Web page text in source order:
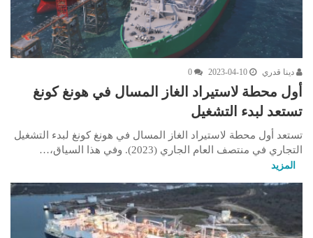
دينا قدري 2023-04-10
0
أول محطة لاستيراد الغاز المسال في هونغ كونغ
تستعد لبدء التشغيل
تستعد أول محطة لاستيراد الغاز المسال في هونغ كونغ لبدء التشغيل
التجاري في منتصف العام الجاري (2023). وفي هذا السياق،…
المزيد